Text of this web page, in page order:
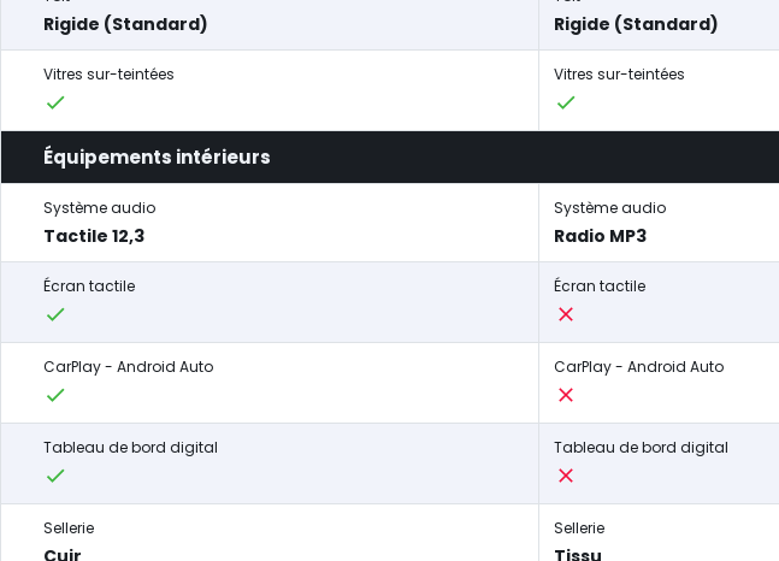
Rigide (Standard) Rigide (Standard)
Vitres sur-teintées Vitres sur-teintées
Équipements intérieurs
Système audio
Tactile 12,3
Système audio
Radio MP3
Écran tactile Écran tactile
CarPlay - Android Auto CarPlay - Android Auto
Tableau de bord digital Tableau de bord digital
Sellerie
Cuir
Sellerie
Tissu